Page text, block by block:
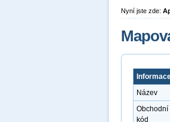
Nyní jste zde:
Název
Obchodní
kód